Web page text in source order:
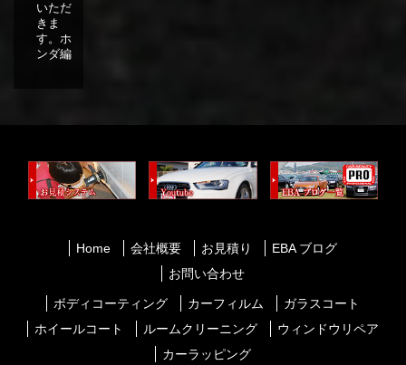
いただ
きま
す。ホ
ンダ編
Home 会社概要 お見積り
EBA ブログ
お問い合わせ
ボディコーティング カーフィルム
ガラスコート
ホイールコート
ルームクリーニング
ウィンドウリペア
カーラッピング